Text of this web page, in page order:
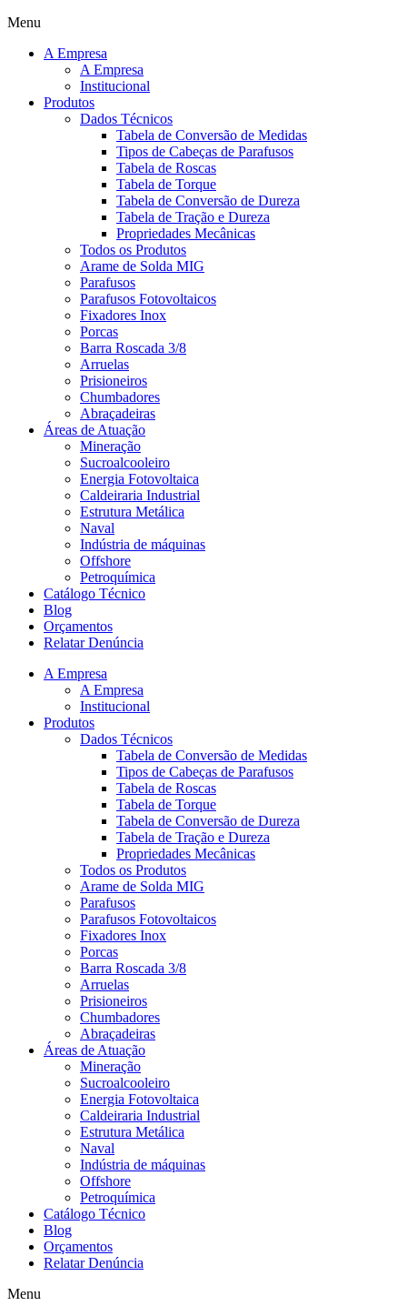
Menu
A Empresa
A Empresa
Institucional
Produtos
Dados Técnicos
Tabela de Conversão de Medidas
Tipos de Cabeças de Parafusos
Tabela de Roscas
Tabela de Torque
Tabela de Conversão de Dureza
Tabela de Tração e Dureza
Propriedades Mecânicas
Todos os Produtos
Arame de Solda MIG
Parafusos
Parafusos Fotovoltaicos
Fixadores Inox
Porcas
Barra Roscada 3/8
Arruelas
Prisioneiros
Chumbadores
Abraçadeiras
Áreas de Atuação
Mineração
Sucroalcooleiro
Energia Fotovoltaica
Caldeiraria Industrial
Estrutura Metálica
Naval
Indústria de máquinas
Offshore
Petroquímica
Catálogo Técnico
Blog
Orçamentos
Relatar Denúncia
A Empresa
A Empresa
Institucional
Produtos
Dados Técnicos
Tabela de Conversão de Medidas
Tipos de Cabeças de Parafusos
Tabela de Roscas
Tabela de Torque
Tabela de Conversão de Dureza
Tabela de Tração e Dureza
Propriedades Mecânicas
Todos os Produtos
Arame de Solda MIG
Parafusos
Parafusos Fotovoltaicos
Fixadores Inox
Porcas
Barra Roscada 3/8
Arruelas
Prisioneiros
Chumbadores
Abraçadeiras
Áreas de Atuação
Mineração
Sucroalcooleiro
Energia Fotovoltaica
Caldeiraria Industrial
Estrutura Metálica
Naval
Indústria de máquinas
Offshore
Petroquímica
Catálogo Técnico
Blog
Orçamentos
Relatar Denúncia
Menu